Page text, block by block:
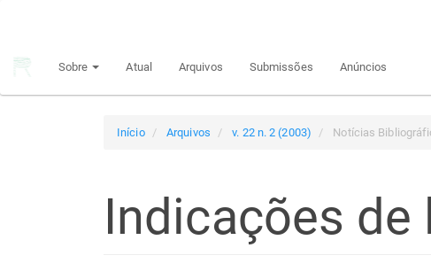
principal
Sobre Atual Arquivos Submissões Anúncios
Início Arquivos v. 22 n. 2 (2003) Notícias
Indicações de